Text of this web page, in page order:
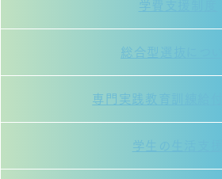
学費支援制度
総合型選抜につい
専門実践教育訓練給付
学生の生活支援